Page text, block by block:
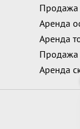
Аренда
Аренда
Продажа
Аренда